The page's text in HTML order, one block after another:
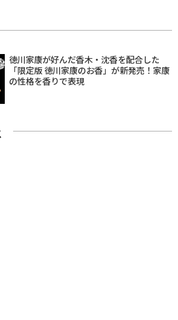
徳川家康が好んだ香木・沈香を配合した
「限定版 徳川家康のお香」が新発売！家康
の性格を香りで表現